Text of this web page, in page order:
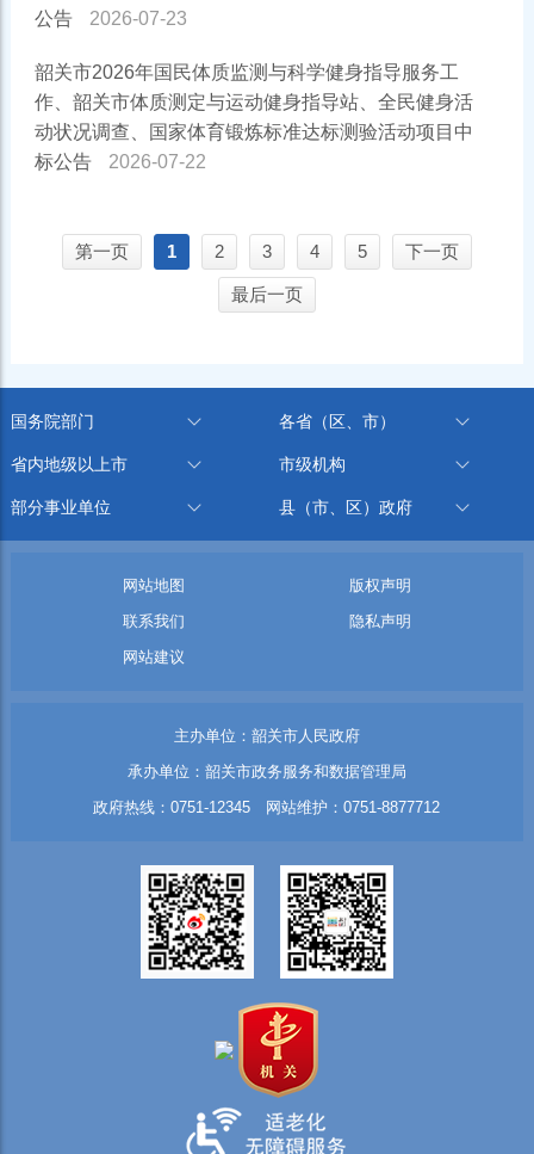
公告
2026-07-23
韶关市2026年国民体质监测与科学健身指导服务工
作、韶关市体质测定与运动健身指导站、全民健身活
动状况调查、国家体育锻炼标准达标测验活动项目中
标公告
2026-07-22
第一页 1 2 3 4 5 下一页
最后一页
国务院部门 各省（区、市）
省内地级以上市 市级机构
部分事业单位 县（市、区）政府
网站地图
版权声明
联系我们
隐私声明
网站建议
主办单位：韶关市人民政府
承办单位：韶关市政务服务和数据管理局
政府热线：0751-12345 网站维护：0751-8877712